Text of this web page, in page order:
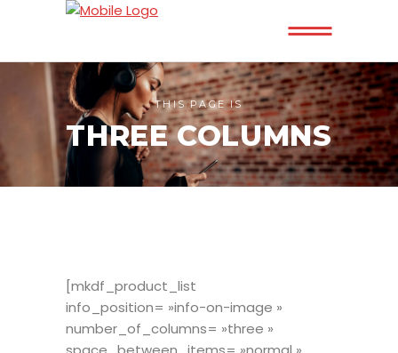
THIS PAGE IS
THREE COLUMNS
[mkdf_product_list
info_position= »info-on-image »
number_of_columns= »three »